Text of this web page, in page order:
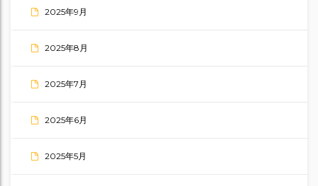
2025年9月
2025年8月
2025年7月
2025年6月
2025年5月